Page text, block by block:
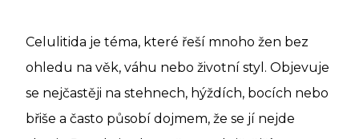
Celulitida je téma, které řeší mnoho žen bez
ohledu na věk, váhu nebo životní styl. Objevuje
se nejčastěji na stehnech, hýždích, bocích nebo
břiše a často působí dojmem, že se jí nejde